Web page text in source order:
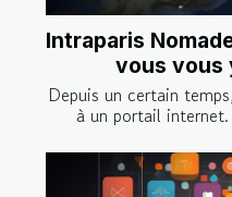
Intraparis
vous vous
Depuis un certain
à un portail